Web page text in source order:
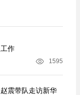
作
1595
震带队走访新华